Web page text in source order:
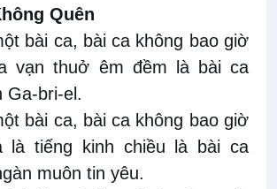
Quên
bài ca, bài ca không bao giờ
vạn thuở êm đềm là bài ca
Ga-bri-el.
bài ca, bài ca không bao giờ
là tiếng kinh chiều là bài ca
muôn tin yêu.